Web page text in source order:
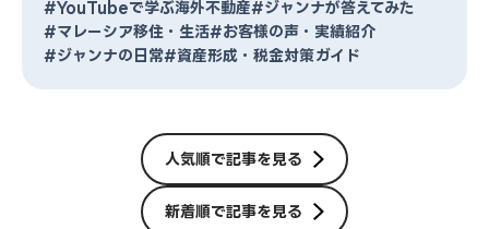
#YouTubeで学ぶ海外不動産#ジャンナが答えてみた
#マレーシア移住・生活#お客様の声・実績紹介
#ジャンナの日常#資産形成・税金対策ガイド
人気順で記事を見る
新着順で記事を見る